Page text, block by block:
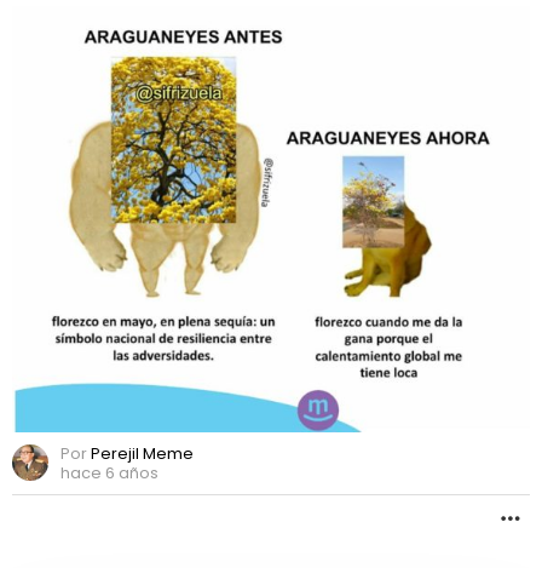
PorPerejil Meme
hace 6 años